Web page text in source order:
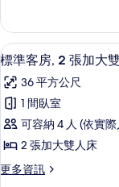
有
相
片
和
微
波
爐
的
所
有
相
和
微
波
爐
的
詳
情
加
大
雙
人
床,
冰
箱
和
客
房,
2
加
大
雙
人
床,
箱
顯
示
標
準
客
2
9
標準客房, 2 張加大
36 平方公尺
1 間臥室
可容納 4 人 (依實
2 張加大雙人床
更多資訊
更